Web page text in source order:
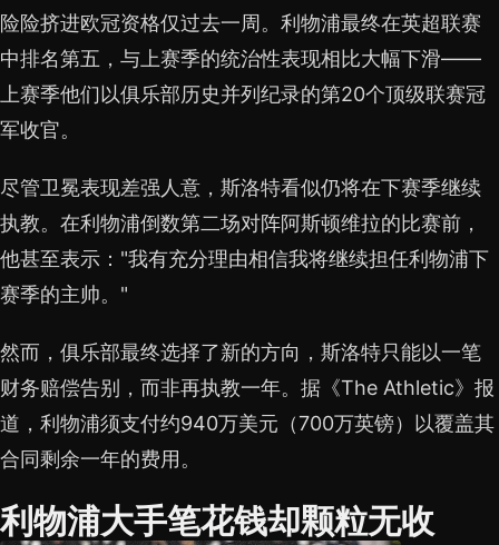
险险挤进欧冠资格仅过去一周。利物浦最终在英超联赛
中排名第五，与上赛季的统治性表现相比大幅下滑——
上赛季他们以俱乐部历史并列纪录的第20个顶级联赛冠
军收官。
尽管卫冕表现差强人意，斯洛特看似仍将在下赛季继续
执教。在利物浦倒数第二场对阵阿斯顿维拉的比赛前，
他甚至表示："我有充分理由相信我将继续担任利物浦下
赛季的主帅。"
然而，俱乐部最终选择了新的方向，斯洛特只能以一笔
财务赔偿告别，而非再执教一年。据《The Athletic》报
道，利物浦须支付约940万美元（700万英镑）以覆盖其
合同剩余一年的费用。
利物浦大手笔花钱却颗粒无收